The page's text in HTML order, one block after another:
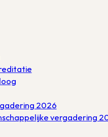
2026
vergadering